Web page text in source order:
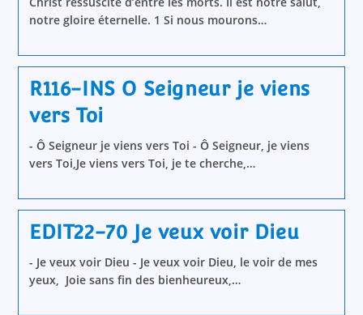
notre gloire éternelle. 1 Si nous mourons…
R116-INS O Seigneur je viens
vers Toi
- Ô Seigneur je viens vers Toi - Ô Seigneur, je viens
vers Toi,Je viens vers Toi, je te cherche,…
EDIT22-70 Je veux voir Dieu
- Je veux voir Dieu - Je veux voir Dieu, le voir de mes
yeux, Joie sans fin des bienheureux,…